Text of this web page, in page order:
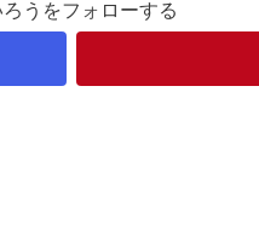
うをフォローする